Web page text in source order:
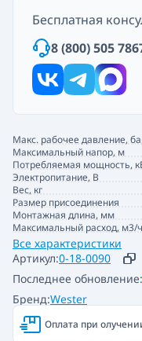
Артикул:0-18-0090
Бренд:Wester
Последнее обновление:
Макс. рабочее давление,
Максимальный напор, м
Потребляемая мощность,
Электропитание, В
Вес, кг
Размер присоединения
Монтажная длина, мм
Максимальный расход, м3/ч
Все характеристики
Бесплатная
8 (800) 505
Оплата при